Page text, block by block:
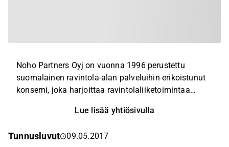
Noho Partners Oyj on vuonna 1996 perustettu
suomalainen ravintola-alan palveluihin erikoistunut
konserni, joka harjoittaa ravintolaliiketoimintaa
ravintolakonsepteja ovat mm. Elite, Savoy, Teatteri,
Hanko Sushi ja Cock's & Cows.
Lue lisää yhtiösivulla
Tunnusluvut 09.05.2017